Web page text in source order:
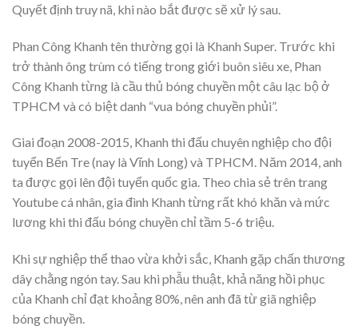
Quyết định truy nã, khi nào bắt được sẽ xử lý sau.
Phan Công Khanh tên thường gọi là Khanh Super. Trước khi
trở thành ông trùm có tiếng trong giới buôn siêu xe, Phan
Công Khanh từng là cầu thủ bóng chuyền một câu lạc bộ ở
TPHCM và có biệt danh “vua bóng chuyền phủi”.
Giai đoạn 2008-2015, Khanh thi đấu chuyên nghiệp cho đội
tuyển Bến Tre (nay là Vĩnh Long) và TPHCM. Năm 2014, anh
ta được gọi lên đội tuyển quốc gia. Theo chia sẻ trên trang
Youtube cá nhân, gia đình Khanh từng rất khó khăn và mức
lương khi thi đấu bóng chuyền chỉ tầm 5-6 triệu.
Khi sự nghiệp thể thao vừa khởi sắc, Khanh gặp chấn thương
dây chằng ngón tay. Sau khi phẫu thuật, khả năng hồi phục
của Khanh chỉ đạt khoảng 80%, nên anh đã từ giã nghiệp
bóng chuyền.